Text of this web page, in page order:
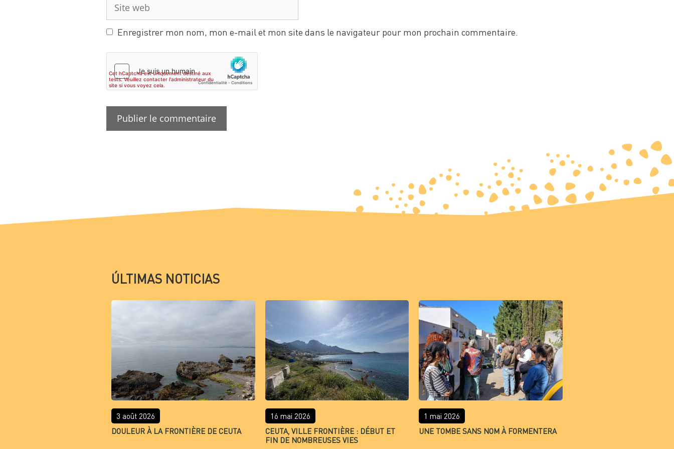
Enregistrer mon nom, mon e-mail et mon site dans le navigateur pour mon prochain commentaire.
ÚLTIMAS NOTICIAS
3 août 2026
DOULEUR À LA FRONTIÈRE DE CEUTA
16 mai 2026
CEUTA, VILLE FRONTIÈRE : DÉBUT ET
FIN DE NOMBREUSES VIES
1 mai 2026
UNE TOMBE SANS NOM À FORMENTERA